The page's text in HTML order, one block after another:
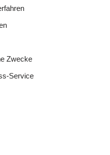
Zwecke
Service